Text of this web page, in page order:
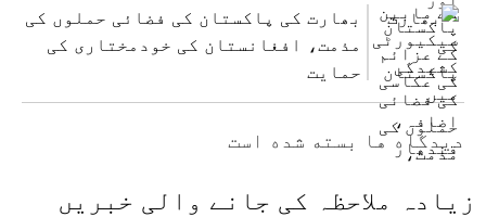
بھارت کی پاکستان کی فضائی حملوں کی
مذمت، افغانستان کی خودمختاری کی
حمایت
دیدگاه ها بسته شده است
زیادہ ملاحظہ کی جانے والی خبریں